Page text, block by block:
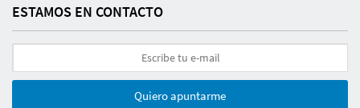
ESTAMOS EN CONTACTO
Quiero apuntarme